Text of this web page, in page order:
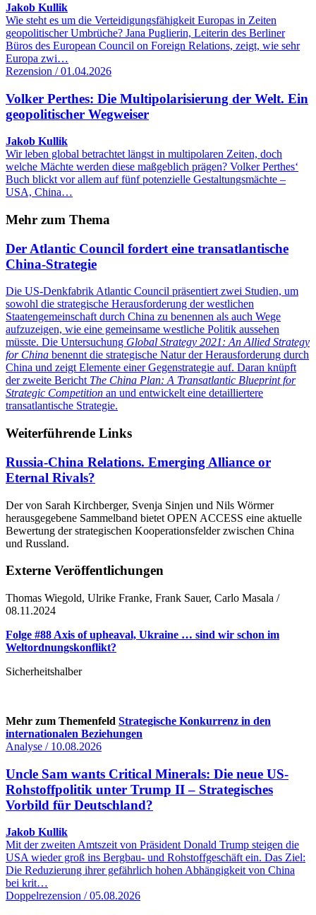
Jakob Kullik
Wie steht es um die Verteidigungsfähigkeit Europas in Zeiten
geopolitischer Umbrüche? Jana Puglierin, Leiterin des Berliner
Büros des European Council on Foreign Relations, zeigt, wie sehr
Europa zwi…
Rezension / 01.04.2026
Volker Perthes: Die Multipolarisierung der Welt. Ein
geopolitischer Wegweiser
Jakob Kullik
Wir leben global betrachtet längst in multipolaren Zeiten, doch
welche Mächte werden diese maßgeblich prägen? Volker Perthes‘
Buch blickt vor allem auf fünf potenzielle Gestaltungsmächte –
USA, China…
Mehr zum Thema
Der Atlantic Council fordert eine transatlantische
China-Strategie
Die US-Denkfabrik Atlantic Council präsentiert zwei Studien, um
sowohl die strategische Herausforderung der westlichen
Staatengemeinschaft durch China zu benennen als auch Wege
aufzuzeigen, wie eine gemeinsame westliche Politik aussehen
müsste. Die Untersuchung Global Strategy 2021: An Allied Strategy
for China benennt die strategische Natur der Herausforderung durch
China und zeigt Elemente einer Gegenstrategie auf. Daran knüpft
der zweite Bericht The China Plan: A Transatlantic Blueprint for
Strategic Competition an und entwickelt eine detailliertere
transatlantische Strategie.
Weiterführende Links
Russia-China Relations. Emerging Alliance or
Eternal Rivals?
Der von Sarah Kirchberger, Svenja Sinjen und Nils Wörmer
herausgegebene Sammelband bietet OPEN ACCESS eine aktuelle
Bewertung der strategischen Kooperationsfelder zwischen China
und Russland.
Externe Veröffentlichungen
Thomas Wiegold, Ulrike Franke, Frank Sauer, Carlo Masala /
08.11.2024
Folge #88 Axis of upheaval, Ukraine … sind wir schon im
Weltordnungskonflikt?
Sicherheitshalber
Mehr zum Themenfeld Strategische Konkurrenz in den
internationalen Beziehungen
Analyse / 10.08.2026
Uncle Sam wants Critical Minerals: Die neue US-
Rohstoffpolitik unter Trump II – Strategisches
Vorbild für Deutschland?
Jakob Kullik
Mit der zweiten Amtszeit von Präsident Donald Trump steigen die
USA wieder groß ins Bergbau- und Rohstoffgeschäft ein. Das Ziel:
Die Reduzierung ihrer gefährlich hohen Abhängigkeit von China
bei krit…
Doppelrezension / 05.08.2026